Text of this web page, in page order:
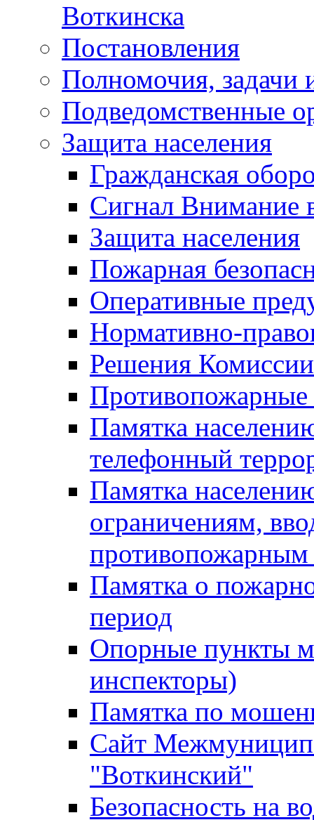
Воткинска
Постановления
Полномочия, задачи
Подведомственные
Защита населения
Гражданская
Сигнал Внимание
Защита населения
Пожарная
Оперативные
Нормативно-
Решения
Противопожарные
Памятка
телефонный
Памятка
ограничениям,
Памятка о
период
Опорные пункты
инспекторы)
Памятка по
Сайт
"Воткинский"
Безопасность на